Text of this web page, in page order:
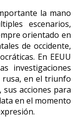
la mano
escenarios,
orientado en
de occidente,
En EEUU
investigaciones
rusa, en el triunfo
acciones para
en el momento